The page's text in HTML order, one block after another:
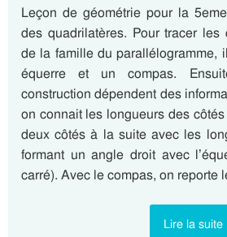
Leçon de géométrie pour la
des quadrilatères. Pour tracer les
de la famille du parallélogramme,
équerre et un compas.
construction dépendent des
on connait les longueurs des
deux côtés à la suite avec les
formant un angle droit avec
carré). Avec le compas, on reporte
Lire la suite